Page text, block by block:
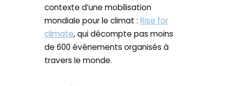
contexte d’une mobilisation
mondiale pour le climat :Rise for
climate, qui décompte pas moins
de 600 événements organisés à
travers le monde.